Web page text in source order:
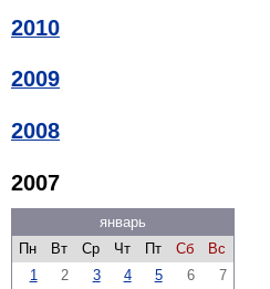
2010
2009
2008
2007
январь
Пн
Вт Ср Чт Пт Сб
Вс
1
2 3 4 5 6
7